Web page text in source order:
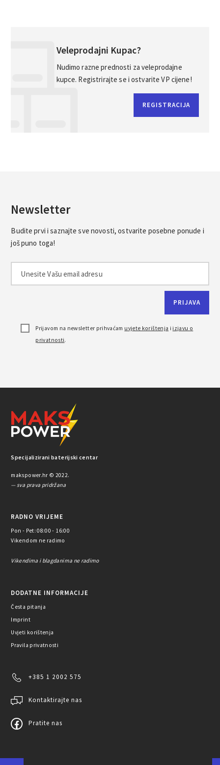
Veleprodajni Kupac?
Nudimo razne prednosti za veleprodajne
kupce. Registrirajte se i ostvarite VP cijene!
REGISTRACIJA
Newsletter
Budite prvi i saznajte sve novosti, ostvarite posebne ponude i
još puno toga!
Prijavom na newsletter prihvaćam uvjete korištenja i izjavu o
privatnosti.
Specijalizirani baterijski centar
makspower.hr © 2022.
— sva prava pridržana
RADNO VRIJEME
Pon - Pet: 08:00 - 16:00
Vikendom ne radimo
Vikendima i blagdanima ne radimo
DODATNE INFORMACIJE
Česta pitanja
Imprint
Uvjeti korištenja
Pravila privatnosti
+385 1 2002 575
Kontaktirajte nas
Pratite nas